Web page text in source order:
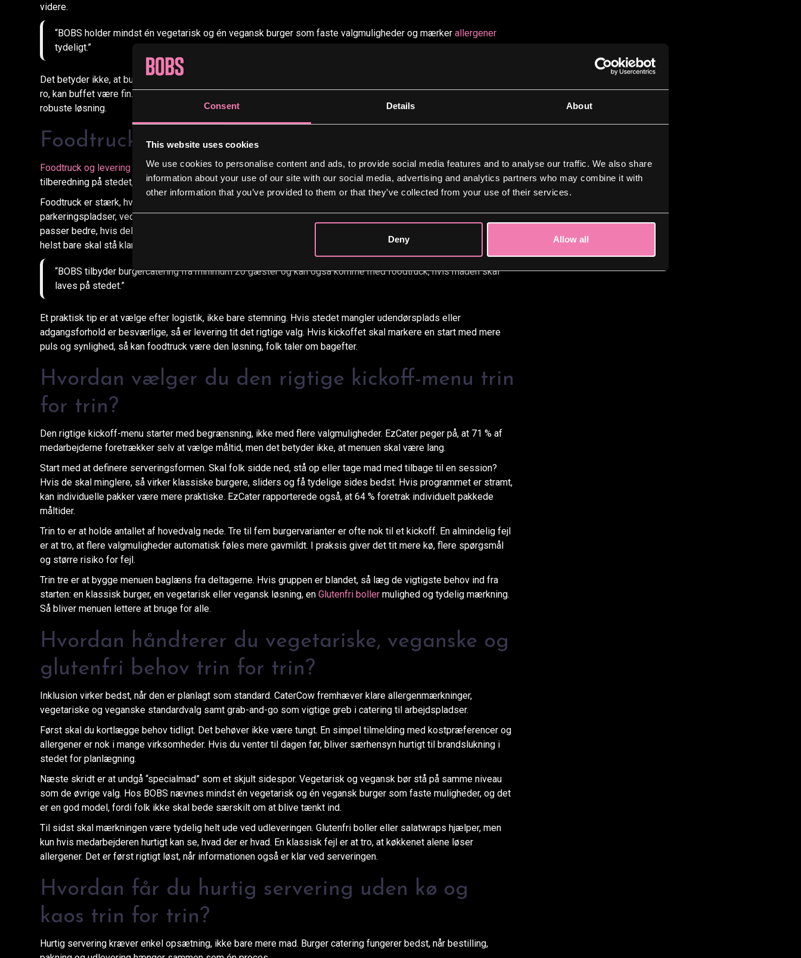
Consent Details About
This website uses cookies
We use cookies to personalise content and ads, to provide social media features and to analyse our traffic. We also share
information about your use of our site with our social media, advertising and analytics partners who may combine it with
other information that you’ve provided to them or that they’ve collected from your use of their services.
Deny Allow all
videre.
“BOBS holder mindst én vegetarisk og én vegansk burger som faste valgmuligheder og mærker allergener
tydeligt.”
Det betyder ikke, at buffet er en dårlig idé. Hvis du planlægger en længere frokost med siddende pladser og mere
ro, kan buffet være fin. Men hvis målet er fart, flow og lige adgang for alle, er burger catering normalt den mere
robuste løsning.
Foodtruck eller levering til kontoret til kickoff?
Foodtruck og levering løser to forskellige behov. BOBS og andre mobile cateringformater giver oplevelse og
tilberedning på stedet, mens klassisk levering er bedst, når lokaler, tid eller budget kræver et mere enkelt setup.
Foodtruck er stærk, hvis kickoffet også skal have lidt eventfølelse. Den fungerer godt i gårdmiljøer, på
parkeringspladser, ved lagerhaller eller som del af en sommerdag, hvor folk gerne må bevæge sig ud. Levering
passer bedre, hvis deltagerne sidder i møderum, hvis vejret er usikkert, eller hvis pausen er så kort, at maden
helst bare skal stå klar ved ankomst.
“BOBS tilbyder burgercatering fra minimum 20 gæster og kan også komme med foodtruck, hvis maden skal
laves på stedet.”
Et praktisk tip er at vælge efter logistik, ikke bare stemning. Hvis stedet mangler udendørsplads eller
adgangsforhold er besværlige, så er levering tit det rigtige valg. Hvis kickoffet skal markere en start med mere
puls og synlighed, så kan foodtruck være den løsning, folk taler om bagefter.
Hvordan vælger du den rigtige kickoff-menu trin
for trin?
Den rigtige kickoff-menu starter med begrænsning, ikke med flere valgmuligheder. EzCater peger på, at 71 % af
medarbejderne foretrækker selv at vælge måltid, men det betyder ikke, at menuen skal være lang.
Start med at definere serveringsformen. Skal folk sidde ned, stå op eller tage mad med tilbage til en session?
Hvis de skal minglere, så virker klassiske burgere, sliders og få tydelige sides bedst. Hvis programmet er stramt,
kan individuelle pakker være mere praktiske. EzCater rapporterede også, at 64 % foretrak individuelt pakkede
måltider.
Trin to er at holde antallet af hovedvalg nede. Tre til fem burgervarianter er ofte nok til et kickoff. En almindelig fejl
er at tro, at flere valgmuligheder automatisk føles mere gavmildt. I praksis giver det tit mere kø, flere spørgsmål
og større risiko for fejl.
Trin tre er at bygge menuen baglæns fra deltagerne. Hvis gruppen er blandet, så læg de vigtigste behov ind fra
starten: en klassisk burger, en vegetarisk eller vegansk løsning, en Glutenfri boller mulighed og tydelig mærkning.
Så bliver menuen lettere at bruge for alle.
Hvordan håndterer du vegetariske, veganske og
glutenfri behov trin for trin?
Inklusion virker bedst, når den er planlagt som standard. CaterCow fremhæver klare allergenmærkninger,
vegetariske og veganske standardvalg samt grab-and-go som vigtige greb i catering til arbejdspladser.
Først skal du kortlægge behov tidligt. Det behøver ikke være tungt. En simpel tilmelding med kostpræferencer og
allergener er nok i mange virksomheder. Hvis du venter til dagen før, bliver særhensyn hurtigt til brandslukning i
stedet for planlægning.
Næste skridt er at undgå “specialmad” som et skjult sidespor. Vegetarisk og vegansk bør stå på samme niveau
som de øvrige valg. Hos BOBS nævnes mindst én vegetarisk og én vegansk burger som faste muligheder, og det
er en god model, fordi folk ikke skal bede særskilt om at blive tænkt ind.
Til sidst skal mærkningen være tydelig helt ude ved udleveringen. Glutenfri boller eller salatwraps hjælper, men
kun hvis medarbejderen hurtigt kan se, hvad der er hvad. En klassisk fejl er at tro, at køkkenet alene løser
allergener. Det er først rigtigt løst, når informationen også er klar ved serveringen.
Hvordan får du hurtig servering uden kø og
kaos trin for trin?
Hurtig servering kræver enkel opsætning, ikke bare mere mad. Burger catering fungerer bedst, når bestilling,